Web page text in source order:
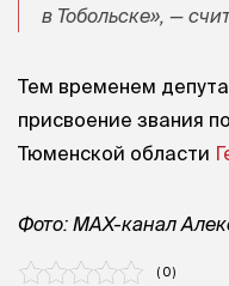
в Тобольске», —
Тем временем
присвоение звания
Тюменской области
Фото: MAX-канал
( 0 )